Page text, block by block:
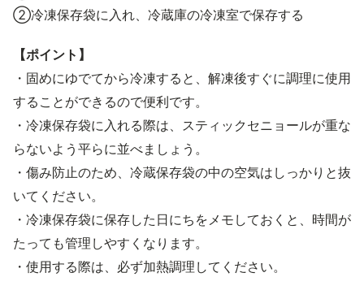
②冷凍保存袋に入れ、冷蔵庫の冷凍室で保存する
【ポイント】
・固めにゆでてから冷凍すると、解凍後すぐに調理に使用
することができるので便利です。
・冷凍保存袋に入れる際は、スティックセニョールが重な
らないよう平らに並べましょう。
・傷み防止のため、冷蔵保存袋の中の空気はしっかりと抜
いてください。
・冷凍保存袋に保存した日にちをメモしておくと、時間が
たっても管理しやすくなります。
・使用する際は、必ず加熱調理してください。